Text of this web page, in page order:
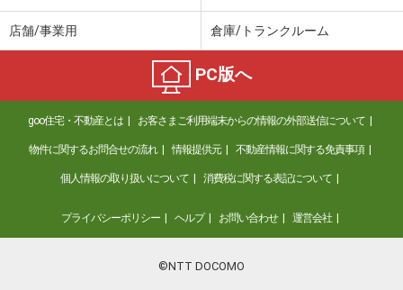
店舗/事業用 倉庫/トランクルーム
PC版へ
goo住宅・不動産とは お客さまご利用端末からの情報の外部送信について
物件に関するお問合せの流れ 情報提供元 不動産情報に関する免責事項
個人情報の取り扱いについて 消費税に関する表記について
プライバシーポリシー ヘルプ お問い合わせ 運営会社
©NTT DOCOMO